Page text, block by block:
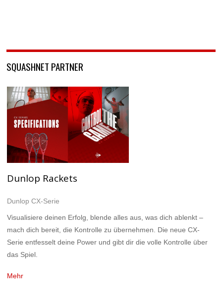
SQUASHNET PARTNER
Dunlop Rackets
Dunlop CX-Serie
Visualisiere deinen Erfolg, blende alles aus, was dich ablenkt –
mach dich bereit, die Kontrolle zu übernehmen. Die neue CX-
Serie entfesselt deine Power und gibt dir die volle Kontrolle über
das Spiel.
Mehr